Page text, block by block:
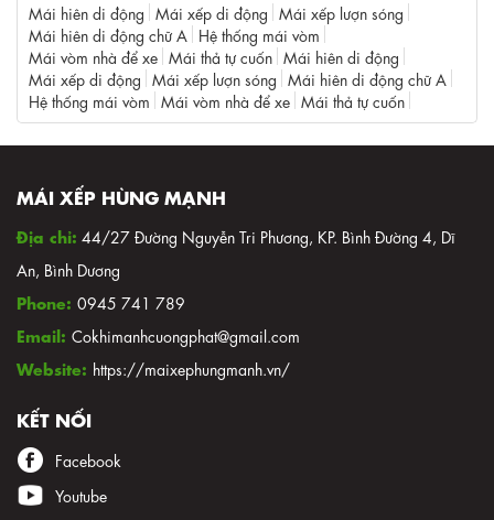
Mái hiên di động Mái xếp di động
Mái xếp lượn sóng
Mái hiên di động chữ A
Hệ thống mái vòm
Mái vòm nhà để xe Mái thả tự cuốn Mái hiên di động
Mái xếp di động
Mái xếp lượn sóng
Mái hiên di động chữ A
Hệ thống mái vòm
Mái vòm nhà để xe Mái thả tự cuốn
MÁI XẾP HÙNG MẠNH
Địa chỉ: 44/27 Đường Nguyễn Tri Phương, KP. Bình Đường 4, Dĩ
An, Bình Dương
Phone: 0945 741 789
Email: Cokhimanhcuongphat@gmail.com
Website: https://maixephungmanh.vn/
KẾT NỐI
Facebook
Youtube